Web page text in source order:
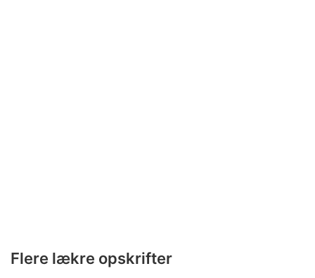
Flere lækre opskrifter